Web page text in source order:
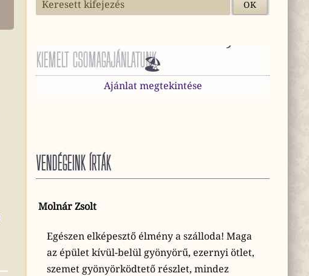
KIEMELT CSOMAGAJÁNLATUNK
🏖️
Ajánlat megtekintése
VENDÉGEINK ÍRTÁK
Molnár Zsolt
Egészen elképesztő élmény a szálloda! Maga
az épület kívül-belül gyönyörű, ezernyi ötlet,
szemet gyönyörködtető részlet, mindez